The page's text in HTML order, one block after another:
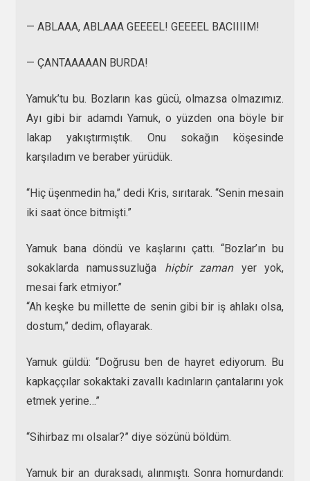
— ABLAAA, ABLAAA GEEEEL! GEEEEL BACIIIIM!
— ÇANTAAAAAN BURDA!
Yamuk’tu bu. Bozların kas gücü, olmazsa olmazımız.
Ayı gibi bir adamdı Yamuk, o yüzden ona böyle bir
lakap yakıştırmıştık. Onu sokağın köşesinde
karşıladım ve beraber yürüdük.
“Hiç üşenmedin ha,” dedi Kris, sırıtarak. “Senin mesain
iki saat önce bitmişti.”
Yamuk bana döndü ve kaşlarını çattı. “Bozlar’ın bu
sokaklarda namussuzluğa hiçbir zaman yer yok,
mesai fark etmiyor.”
“Ah keşke bu millette de senin gibi bir iş ahlakı olsa,
dostum,” dedim, oflayarak.
Yamuk güldü: “Doğrusu ben de hayret ediyorum. Bu
kapkaççılar sokaktaki zavallı kadınların çantalarını yok
etmek yerine…”
“Sihirbaz mı olsalar?” diye sözünü böldüm.
Yamuk bir an duraksadı, alınmıştı. Sonra homurdandı: